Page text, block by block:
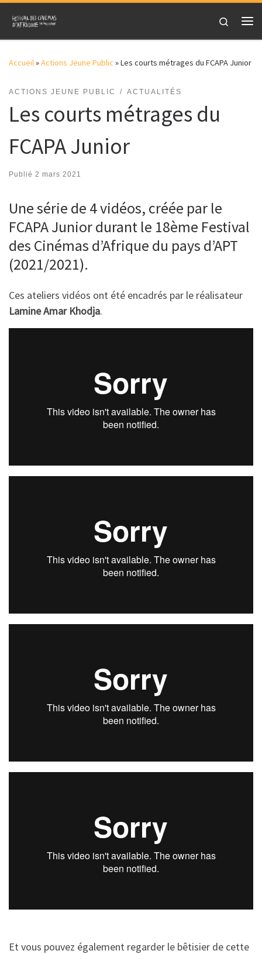
Skip to content
Search
Accueil»Actions Jeune Public »Les courts métrages du FCAPA Junior
ACTIONS JEUNE PUBLIC ACTUALITÉS
Les courts métrages du
FCAPA Junior
Publié 2 mars 2021
Une série de 4 vidéos, créée par le
FCAPA Junior durant le 18ème Festival
des Cinémas d’Afrique du pays d’APT
(2021/2021).
Ces ateliers vidéos ont été encadrés par le réalisateur
Lamine Amar Khodja.
Et vous pouvez également regarder le bêtisier de cette